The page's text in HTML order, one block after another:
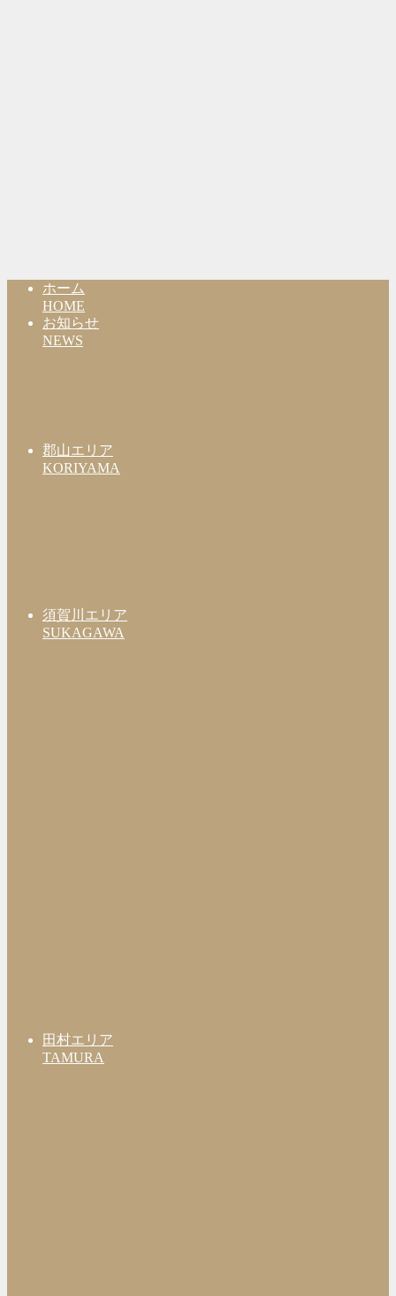
ホーム
HOME
お知らせ
NEWS
郡山エリア
KORIYAMA
須賀川エリア
SUKAGAWA
田村エリア
TAMURA